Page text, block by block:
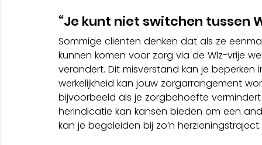
“Je kunt niet switchen tussen
Sommige cliënten denken dat als ze
kunnen komen voor zorg via de Wlz-vrije
verandert. Dit misverstand kan je
werkelijkheid kan jouw zorgarrangement
bijvoorbeeld als je zorgbehoefte
herindicatie kan kansen bieden om een
kan je begeleiden bij zo’n herzieningstraject.